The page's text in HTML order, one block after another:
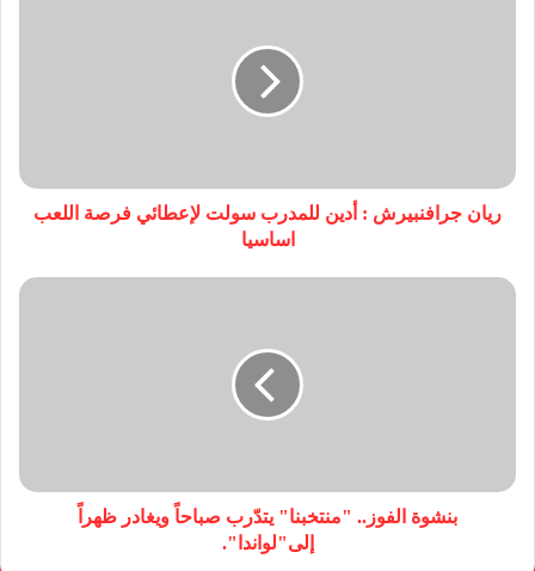
ريان جرافنبيرش : أدين للمدرب سولت لإعطائي فرصة اللعب
اساسيا
بنشوة الفوز.. "منتخبنا" يتدّرب صباحاً ويغادر ظهراً
إلى"لواندا".